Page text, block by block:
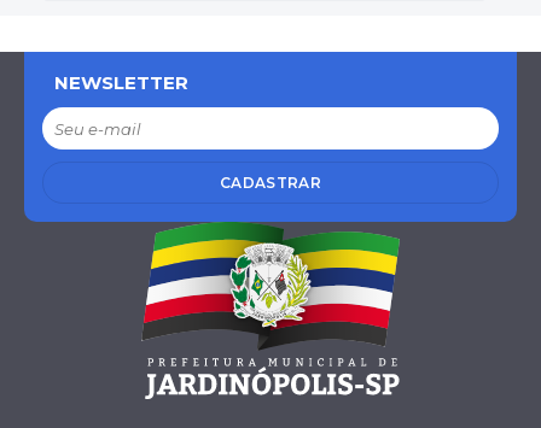
NEWSLETTER
CADASTRAR